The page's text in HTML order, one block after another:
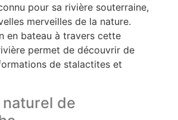
pour sa rivière souterraine,
merveilles de la nature.
en bateau à travers cette
permet de découvrir de
de stalactites et
naturel de